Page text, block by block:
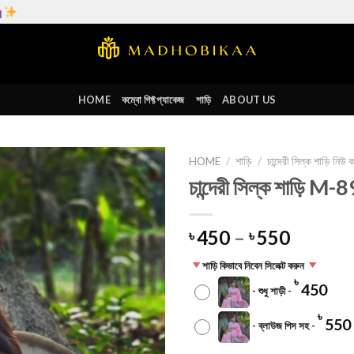
HOME কম্বো গিফ্ট প্যাকেজ শাড়ি ABOUT US
Add to
wishlist
HOME / শাড়ি / চান্দেরী সিল্ক শাড়ি নিউ
চান্দেরী সিল্ক শাড়ি M-
৳450 – ৳550
শাড়ি কিভাবে নিবেন সিলেক্ট করুন
-শুধু শাড়ী-
৳450
-ব্লাউজ পিস সহ-
৳ 550